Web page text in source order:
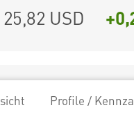
25,82 USD
Profile /